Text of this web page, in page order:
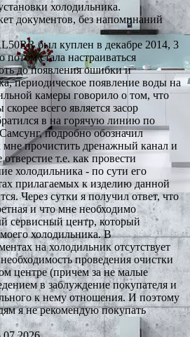
холодильника.
документов, без напоминаний
был куплен в декабре 2014, 3
потом стала настраиваться
до появления ошибки и
периодическое появление воды на
камеры говорило о том, что
всего является засор
в на горячую линию по
подробно обозначил
прочистить дренажный канал и
т.е. как провести
холодильника - по сути его
прилагаемых к изделию данной
Через сутки я получил ответ, что
и что мне необходимо
сервисный центр, который
холодильника. В
на холодильник отсутствует
проведения очистки
центре (причем за не малые
в заблуждение покупателя и
к нему отношения. И поэтому
я не рекомендую покупать